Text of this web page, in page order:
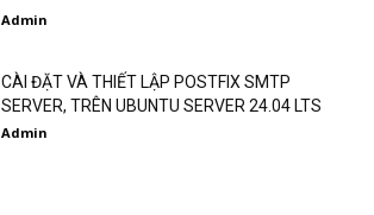
Admin
CÀI ĐẶT VÀ THIẾT LẬP POSTFIX SMTP
SERVER, TRÊN UBUNTU SERVER 24.04 LTS
Admin